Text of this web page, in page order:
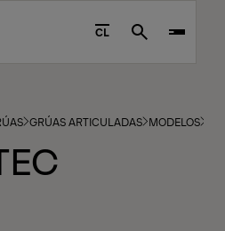
CL Search
GRÚAS ARTICULADAS MODELOS